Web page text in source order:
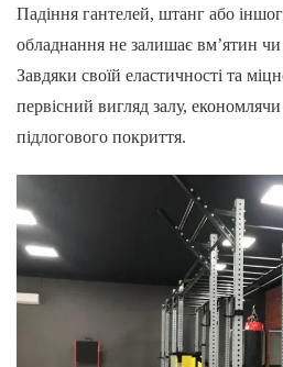
Падіння гантелей, штанг або
обладнання не залишає вм’ятин
Завдяки своїй еластичності та
первісний вигляд залу,
підлогового покриття.